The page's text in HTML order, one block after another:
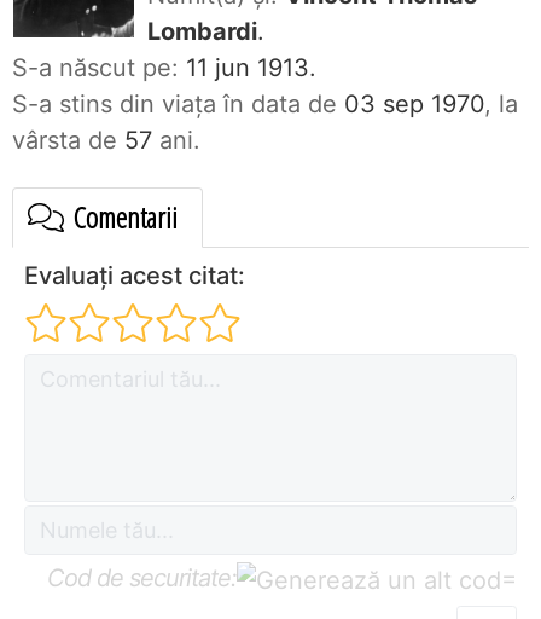
Lombardi.
S-a născut pe: 11 jun 1913.
S-a stins din viaţa în data de 03 sep 1970, la
vârsta de 57 ani.
Comentarii
Evaluați acest citat:
Cod de securitate: =